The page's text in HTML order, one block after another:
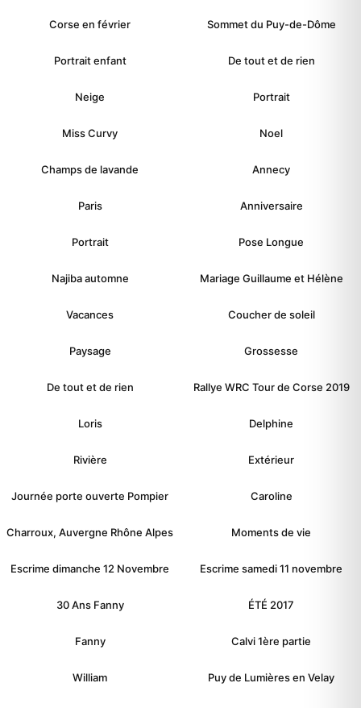
Corse en février Sommet du Puy-de-Dôme
Portrait enfant De tout et de rien
Neige Portrait
Miss Curvy Noel
Champs de lavande Annecy
Paris Anniversaire
Portrait Pose Longue
Najiba automne Mariage Guillaume et Hélène
Vacances Coucher de soleil
Paysage Grossesse
De tout et de rien Rallye WRC Tour de Corse 2019
Loris Delphine
Rivière Extérieur
Journée porte ouverte Pompier Caroline
Charroux, Auvergne Rhône Alpes Moments de vie
Escrime dimanche 12 Novembre Escrime samedi 11 novembre
30 Ans Fanny ÉTÉ 2017
Fanny Calvi 1ère partie
William Puy de Lumières en Velay